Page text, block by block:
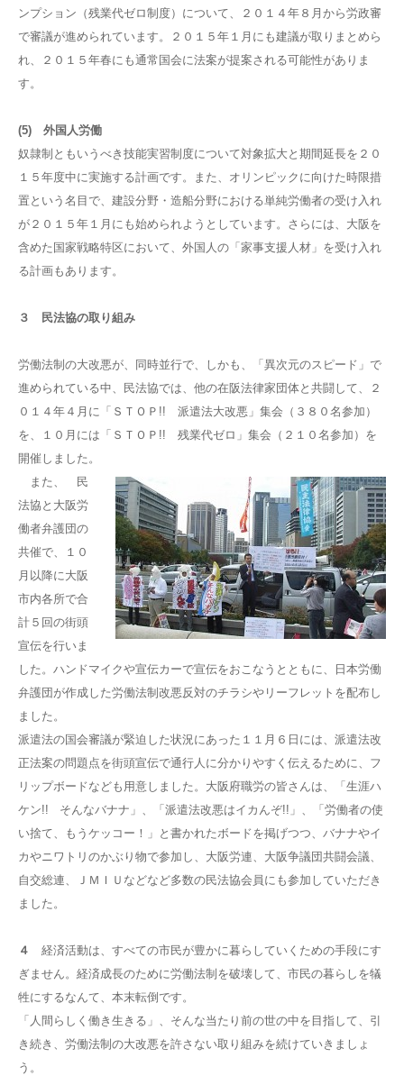
ンプション（残業代ゼロ制度）について、２０１４年８月から労政審
で審議が進められています。２０１５年１月にも建議が取りまとめら
れ、２０１５年春にも通常国会に法案が提案される可能性がありま
す。
(5) 外国人労働
奴隷制ともいうべき技能実習制度について対象拡大と期間延長を２０
１５年度中に実施する計画です。また、オリンピックに向けた時限措
置という名目で、建設分野・造船分野における単純労働者の受け入れ
が２０１５年１月にも始められようとしています。さらには、大阪を
含めた国家戦略特区において、外国人の「家事支援人材」を受け入れ
る計画もあります。
３ 民法協の取り組み
労働法制の大改悪が、同時並行で、しかも、「異次元のスピード」で
進められている中、民法協では、他の在阪法律家団体と共闘して、２
０１４年４月に「ＳＴＯＰ!! 派遣法大改悪」集会（３８０名参加）
を、１０月には「ＳＴＯＰ!! 残業代ゼロ」集会（２１０名参加）を
開催しました。
また、 民
法協と大阪労
働者弁護団の
共催で、１０
月以降に大阪
市内各所で合
計５回の街頭
宣伝を行いま
した。ハンドマイクや宣伝カーで宣伝をおこなうとともに、日本労働
弁護団が作成した労働法制改悪反対のチラシやリーフレットを配布し
ました。
派遣法の国会審議が緊迫した状況にあった１１月６日には、派遣法改
正法案の問題点を街頭宣伝で通行人に分かりやすく伝えるために、フ
リップボードなども用意しました。大阪府職労の皆さんは、「生涯ハ
ケン!! そんなバナナ」、「派遣法改悪はイカんぞ!!」、「労働者の使
い捨て、もうケッコー！」と書かれたボードを掲げつつ、バナナやイ
カやニワトリのかぶり物で参加し、大阪労連、大阪争議団共闘会議、
自交総連、ＪＭＩＵなどなど多数の民法協会員にも参加していただき
ました。
４
経済活動は、すべての市民が豊かに暮らしていくための手段にす
ぎません。経済成長のために労働法制を破壊して、市民の暮らしを犠
牲にするなんて、本末転倒です。
「人間らしく働き生きる」、そんな当たり前の世の中を目指して、引
き続き、労働法制の大改悪を許さない取り組みを続けていきましょ
う。